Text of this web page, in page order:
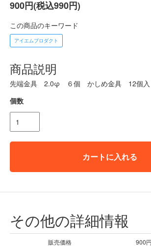
900円(税込990円)
この商品のキーワード
アイエムプロダクト
商品説明
先端金具 2.0φ ６個 かしめ金具 12個入
個数
カートに入れる
その他の詳細情報
販売価格
900